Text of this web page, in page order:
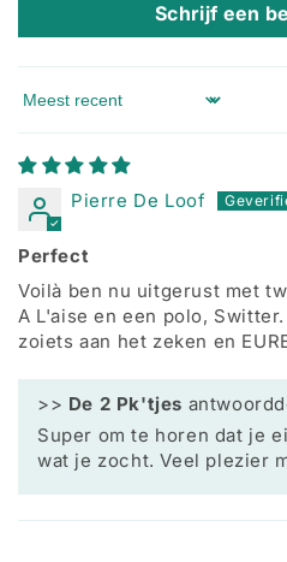
Schrijf een
Sort by
Pierre De Loof
Perfect
Voilà ben nu uitgerust met
A L'aise en een polo,
zoiets aan het zeken en
>> De 2 Pk'tjes
Super om te horen dat je
wat je zocht. Veel plezier